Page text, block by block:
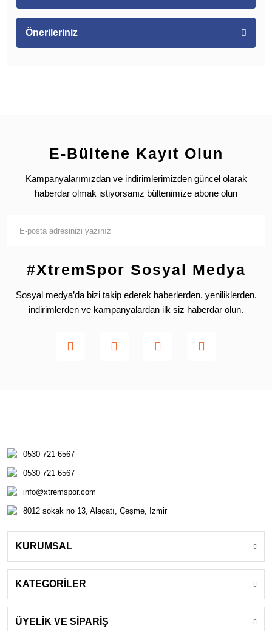
Önerileriniz
E-Bültene Kayıt Olun
Kampanyalarımızdan ve indirimlerimizden güncel olarak
haberdar olmak istiyorsanız bültenimize abone olun
#XtremSpor Sosyal Medya
Sosyal medya’da bizi takip ederek haberlerden, yeniliklerden,
indirimlerden ve kampanyalardan ilk siz haberdar olun.
0530 721 6567
0530 721 6567
info@xtremspor.com
8012 sokak no 13, Alaçatı, Çeşme, Izmir
KURUMSAL
KATEGORİLER
ÜYELİK VE SİPARİŞ